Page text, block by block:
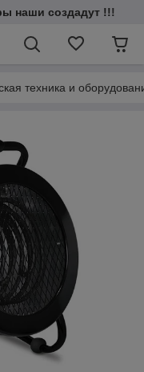
наши создадут !!!
техника и